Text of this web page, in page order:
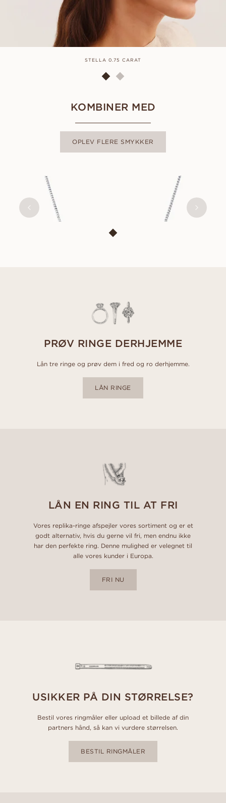
STELLA 0.75 CARAT
KOMBINER MED
OPLEV FLERE SMYKKER
PRØV RINGE DERHJEMME
Lån tre ringe og prøv dem i fred og ro derhjemme.
LÅN RINGE
LÅN EN RING TIL AT FRI
Vores replika-ringe afspejler vores sortiment og er et
godt alternativ, hvis du gerne vil fri, men endnu ikke
har den perfekte ring. Denne mulighed er velegnet til
alle vores kunder i Europa.
FRI NU
USIKKER PÅ DIN STØRRELSE?
Bestil vores ringmåler eller upload et billede af din
partners hånd, så kan vi vurdere størrelsen.
BESTIL RINGMÅLER